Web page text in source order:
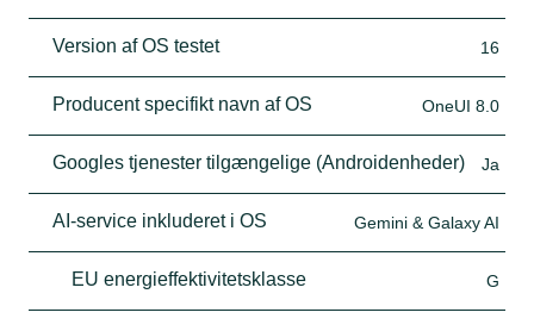
Version af OS testet 16
Producent specifikt navn af OS OneUI 8.0
Googles tjenester tilgængelige (Androidenheder) Ja
AI-service inkluderet i OS Gemini & Galaxy AI
EU energieffektivitetsklasse G